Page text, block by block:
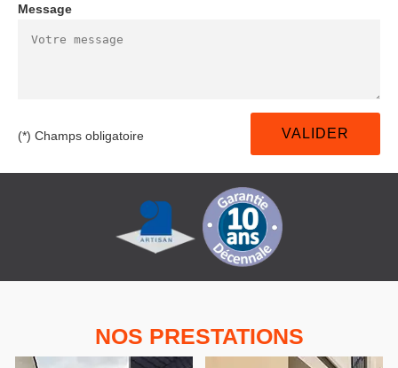
Message
(*) Champs obligatoire
NOS PRESTATIONS